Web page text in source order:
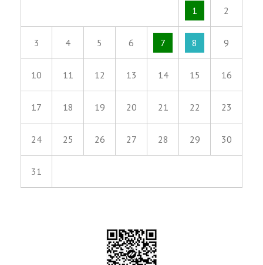
1 2
3 4 5 6 7 8 9
10 11 12 13 14 15 16
17 18 19 20 21 22 23
24 25 26 27 28 29 30
31